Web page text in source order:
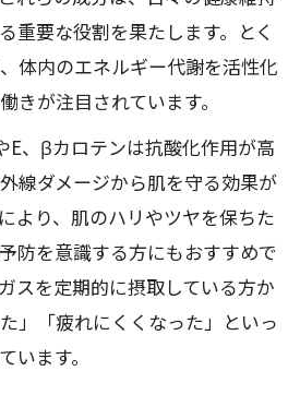
を日常食にするメリットと
の効果的な食べ方で健康維
アスパラガス効果を最大化
の栄養を逃さない調理の工
を家族で楽しむ食習慣のヒ
重要な役割を果たします。とく
体内のエネルギー代謝を活性化
きが注目されています。
E、βカロテンは抗酸化作用が高
線ダメージから肌を守る効果が
より、肌のハリやツヤを保ちた
防を意識する方にもおすすめで
スを定期的に摂取している方か
」「疲れにくくなった」といっ
います。